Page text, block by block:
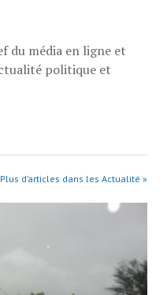
du média en ligne et
politique et
Plus d’articles dans les Actualité »